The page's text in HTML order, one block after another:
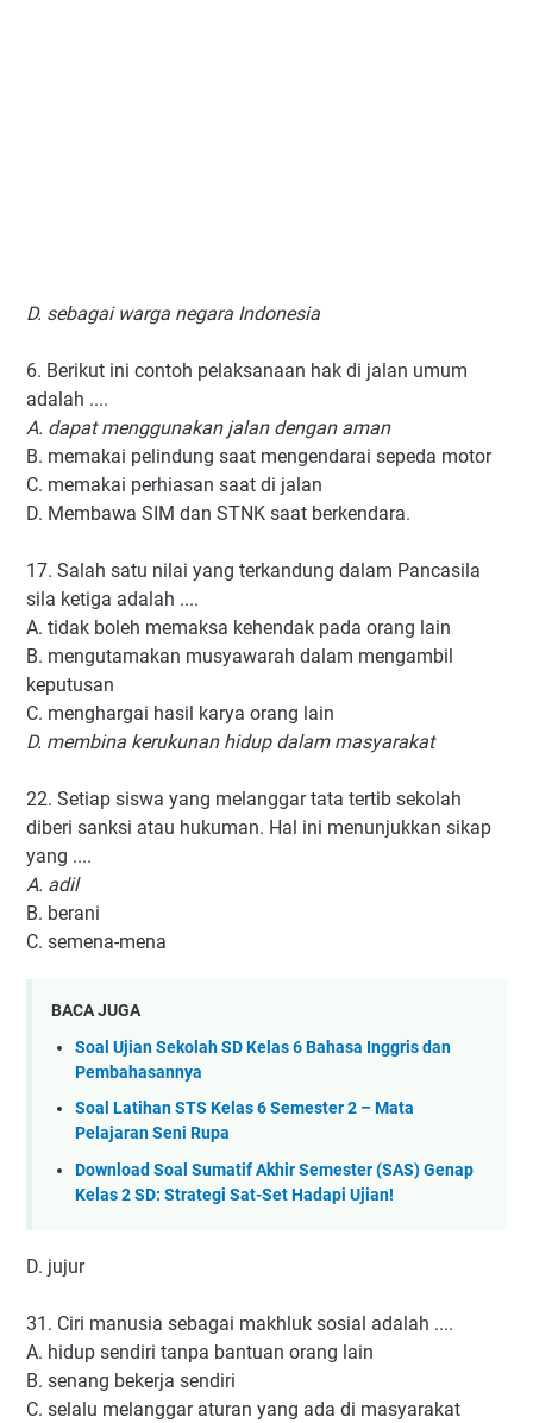
D. sebagai warga negara Indonesia
6. Berikut ini contoh pelaksanaan hak di jalan umum
adalah ....
A. dapat menggunakan jalan dengan aman
B. memakai pelindung saat mengendarai sepeda motor
C. memakai perhiasan saat di jalan
D. Membawa SIM dan STNK saat berkendara.
17. Salah satu nilai yang terkandung dalam Pancasila
sila ketiga adalah ....
A. tidak boleh memaksa kehendak pada orang lain
B. mengutamakan musyawarah dalam mengambil
keputusan
C. menghargai hasil karya orang lain
D. membina kerukunan hidup dalam masyarakat
22. Setiap siswa yang melanggar tata tertib sekolah
diberi sanksi atau hukuman. Hal ini menunjukkan sikap
yang ....
A. adil
B. berani
C. semena-mena
BACA JUGA
Soal Ujian Sekolah SD Kelas 6 Bahasa Inggris dan
Pembahasannya
Soal Latihan STS Kelas 6 Semester 2 – Mata
Pelajaran Seni Rupa
Download Soal Sumatif Akhir Semester (SAS) Genap
Kelas 2 SD: Strategi Sat-Set Hadapi Ujian!
D. jujur
31. Ciri manusia sebagai makhluk sosial adalah ....
A. hidup sendiri tanpa bantuan orang lain
B. senang bekerja sendiri
C. selalu melanggar aturan yang ada di masyarakat